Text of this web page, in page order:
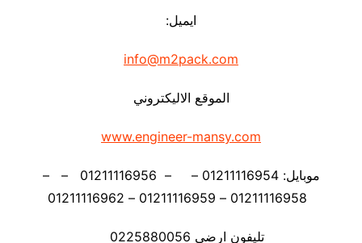
ايميل:
info@m2pack.com
الموقع الاليكتروني
www.engineer-mansy.com
موبايل: 01211116954 – – 01211116956 – –
تليفون ارضي 0225880056